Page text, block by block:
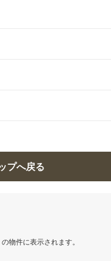
プへ戻る
物件に表示されます。